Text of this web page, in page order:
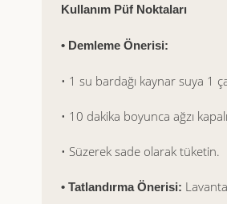
Kullanım Püf Noktaları
• Demleme Önerisi:
• 1 su bardağı kaynar suya 1
• 10 dakika boyunca ağzı
• Süzerek sade olarak tüketin.
• Tatlandırma Önerisi: